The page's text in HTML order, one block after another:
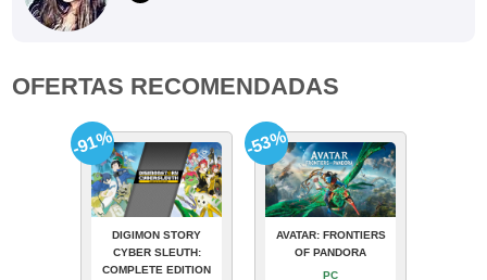
OFERTAS RECOMENDADAS
DIGIMON STORY
CYBER SLEUTH:
COMPLETE EDITION
-91%
AVATAR: FRONTIERS
OF PANDORA
PC
-53%